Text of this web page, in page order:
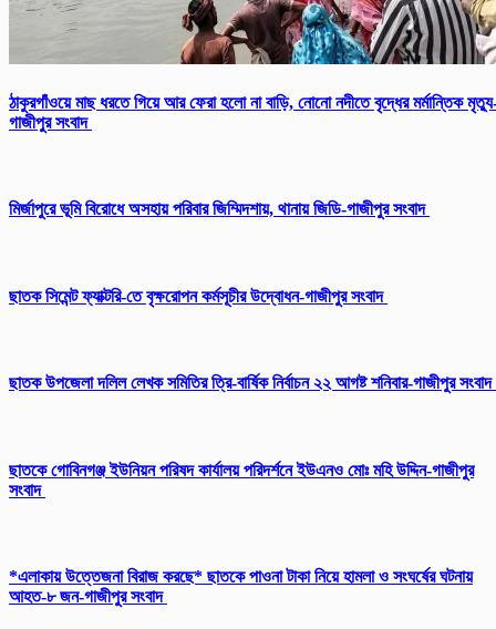
ঠাকুরগাঁওয়ে মাছ ধরতে গিয়ে আর ফেরা হলো না বাড়ি, নোনো নদীতে বৃদ্ধের মর্মান্তিক
গাজীপুর সংবাদ
মির্জাপুরে ভূমি বিরোধে অসহায় পরিবার জিম্মিদশায়, থানায় জিডি-গাজীপুর সংবাদ
ছাতক সিমেন্ট ফ্যাক্টরি-তে বৃক্ষরোপন কর্মসূচীর উদ্বোধন-গাজীপুর সংবাদ
ছাতক উপজেলা দলিল লেখক সমিতির ত্রি-বার্ষিক নির্বাচন ২২ আগষ্ট শনিবার-গাজীপুর সংবাদ
ছাতকে গোবিনগঞ্জ ইউনিয়ন পরিষদ কার্যালয় পরিদর্শনে ইউএনও মোঃ মহি উদ্দিন-গাজীপুর
সংবাদ
*এলাকায় উত্তেজনা বিরাজ করছে* ছাতকে পাওনা টাকা নিয়ে হামলা ও সংঘর্ষের ঘটনায়
আহত-৮ জন-গাজীপুর সংবাদ